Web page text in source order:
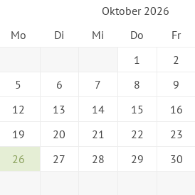
Oktober 2026
Mo
Di Mi Do Fr
1
2
5
6 7 8 9
12
13 14 15 16
19
20 21 22 23
26
27 28 29 30